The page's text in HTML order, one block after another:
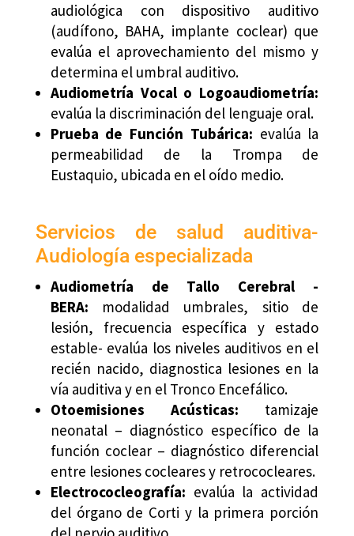
audiológica con dispositivo auditivo
(audífono, BAHA, implante coclear) que
evalúa el aprovechamiento del mismo y
determina el umbral auditivo.
Audiometría Vocal o Logoaudiometría:
evalúa la discriminación del lenguaje oral.
Prueba de Función Tubárica: evalúa la
permeabilidad de la Trompa de
Eustaquio, ubicada en el oído medio.
Servicios de salud auditiva-
Audiología especializada
Audiometría de Tallo Cerebral -
BERA: modalidad umbrales, sitio de
lesión, frecuencia específica y estado
estable- evalúa los niveles auditivos en el
recién nacido, diagnostica lesiones en la
vía auditiva y en el Tronco Encefálico.
Otoemisiones Acústicas: tamizaje
neonatal – diagnóstico específico de la
función coclear – diagnóstico diferencial
entre lesiones cocleares y retrococleares.
Electrococleografía: evalúa la actividad
del órgano de Corti y la primera porción